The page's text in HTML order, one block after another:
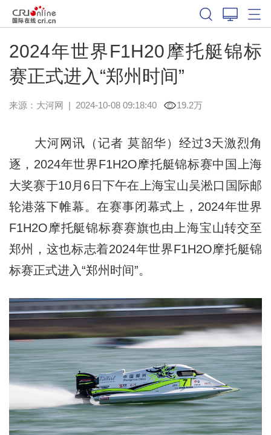
2024年世界F1H20摩托艇锦标
赛正式进入“郑州时间”
来源： 大河网 | 2024-10-08 09:18:40 19.2万
大河网讯（记者 莫韶华）经过3天激烈角
逐，2024年世界F1H2O摩托艇锦标赛中国上海
大奖赛于10月6日下午在上海宝山吴淞口国际邮
轮港落下帷幕。在赛事闭幕式上，2024年世界
F1H2O摩托艇锦标赛赛旗也由上海宝山转交至
郑州，这也标志着2024年世界F1H2O摩托艇锦
标赛正式进入“郑州时间”。